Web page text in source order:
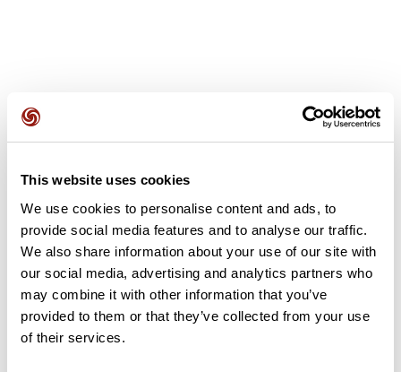
This website uses cookies
We use cookies to personalise content and ads, to
provide social media features and to analyse our traffic.
We also share information about your use of our site with
our social media, advertising and analytics partners who
may combine it with other information that you’ve
provided to them or that they’ve collected from your use
of their services.
Opiniones de los usuarios
Este recorrido aún no contiene opiniones. ¿Ya lo has
completado? ¡Deja la primera opinión!
Añadir una opinión